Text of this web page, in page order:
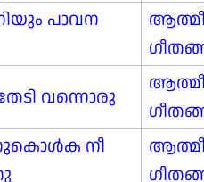
പാവന
വന്നൊരു
നീ